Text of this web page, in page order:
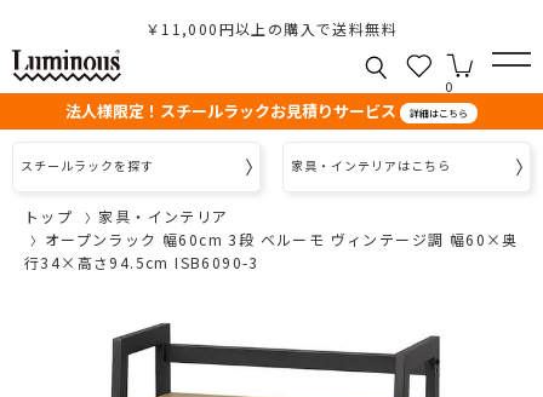
￥11,000円以上の購入で送料無料
0
法人様限定！スチールラックお見積りサービス 詳細はこちら
スチールラックを探す 家具・インテリアはこちら
トップ
家具・インテリア
オープンラック 幅60cm 3段 ベルーモ ヴィンテージ調 幅60×奥
行34×高さ94.5cm ISB6090-3